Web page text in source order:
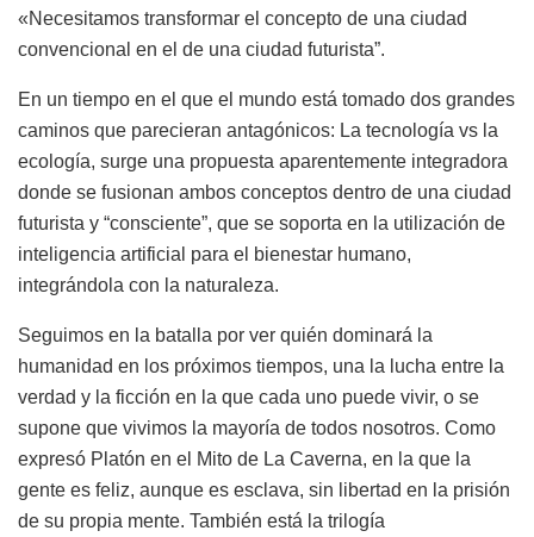
«Necesitamos transformar el concepto de una ciudad
convencional en el de una ciudad futurista”.
En un tiempo en el que el mundo está tomado dos grandes
caminos que parecieran antagónicos: La tecnología vs la
ecología, surge una propuesta aparentemente integradora
donde se fusionan ambos conceptos dentro de una ciudad
futurista y “consciente”, que se soporta en la utilización de
inteligencia artificial para el bienestar humano,
integrándola con la naturaleza.
Seguimos en la batalla por ver quién dominará la
humanidad en los próximos tiempos, una la lucha entre la
verdad y la ficción en la que cada uno puede vivir, o se
supone que vivimos la mayoría de todos nosotros. Como
expresó Platón en el Mito de La Caverna, en la que la
gente es feliz, aunque es esclava, sin libertad en la prisión
de su propia mente. También está la trilogía